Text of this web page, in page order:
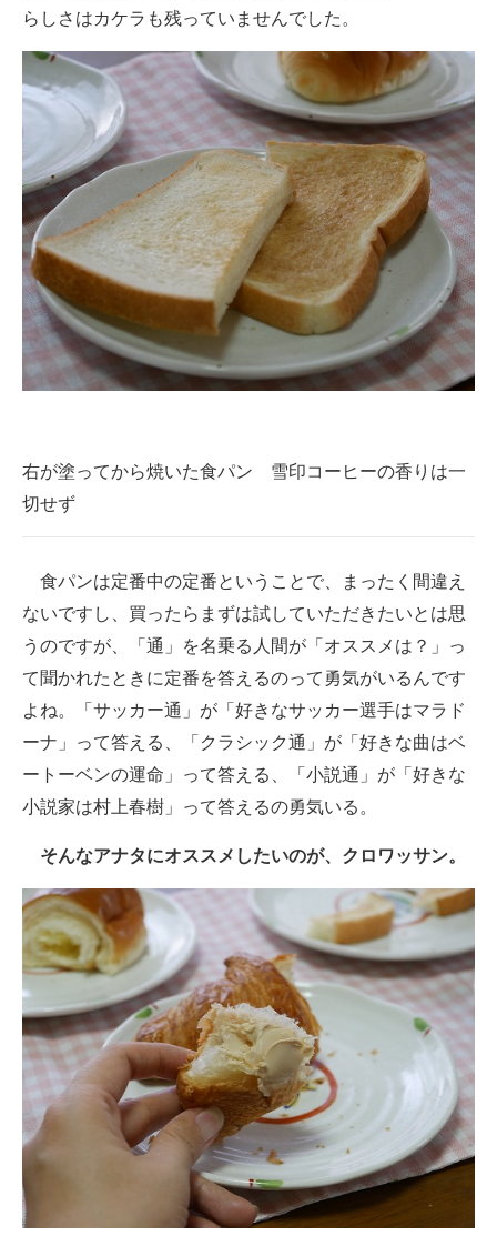
らしさはカケラも残っていませんでした。
右が塗ってから焼いた食パン 雪印コーヒーの香りは一
切せず
食パンは定番中の定番ということで、まったく間違え
ないですし、買ったらまずは試していただきたいとは思
うのですが、「通」を名乗る人間が「オススメは？」っ
て聞かれたときに定番を答えるのって勇気がいるんです
よね。「サッカー通」が「好きなサッカー選手はマラド
ーナ」って答える、「クラシック通」が「好きな曲はベ
ートーベンの運命」って答える、「小説通」が「好きな
小説家は村上春樹」って答えるの勇気いる。
そんなアナタにオススメしたいのが、クロワッサン。